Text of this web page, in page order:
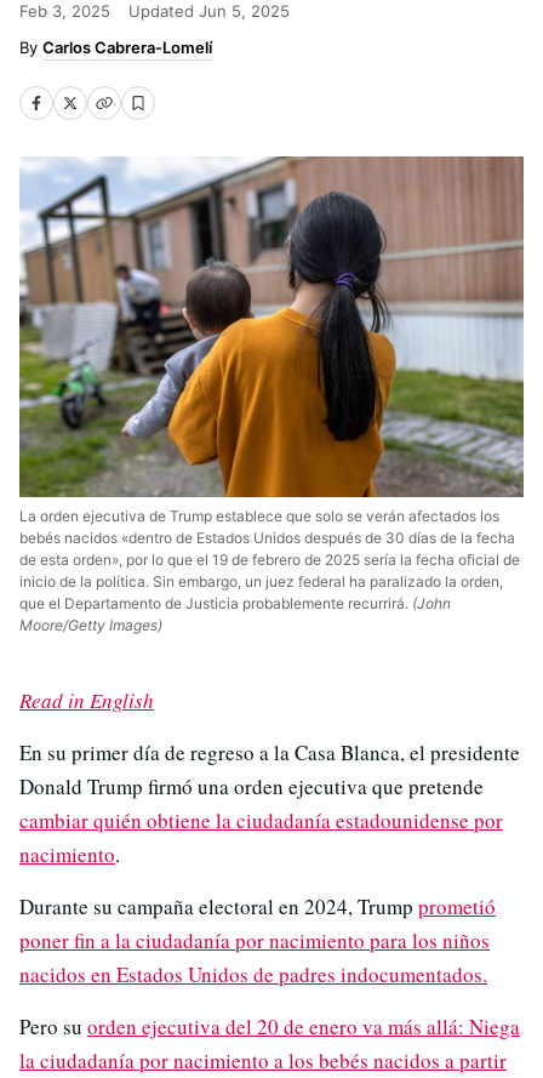
Feb 3, 2025 Updated Jun 5, 2025
Carlos Cabrera-Lomelí
La orden ejecutiva de Trump establece que solo se verán afectados los
bebés nacidos «dentro de Estados Unidos después de 30 días de la fecha
de esta orden», por lo que el 19 de febrero de 2025 sería la fecha oficial de
inicio de la política. Sin embargo, un juez federal ha paralizado la orden,
que el Departamento de Justicia probablemente recurrirá. (John
Moore/Getty Images)
Read in English
En su primer día de regreso a la Casa Blanca, el presidente
Donald Trump firmó una orden ejecutiva que pretende
cambiar quién obtiene la ciudadanía estadounidense por
nacimiento.
Durante su campaña electoral en 2024, Trump prometió
poner fin a la ciudadanía por nacimiento para los niños
nacidos en Estados Unidos de padres indocumentados.
Pero su orden ejecutiva del 20 de enero va más allá: Niega
la ciudadanía por nacimiento a los bebés nacidos a partir